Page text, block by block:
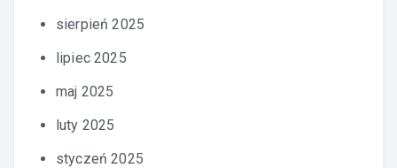
sierpień 2025
lipiec 2025
maj 2025
luty 2025
styczeń 2025